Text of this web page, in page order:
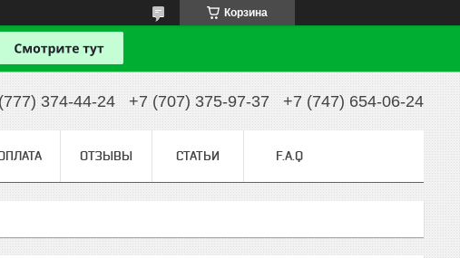
Корзина
374-44-24 +7 (707) 375-97-37 +7 (747) 654-06-24
ОТЗЫВЫ СТАТЬИ F.A.Q